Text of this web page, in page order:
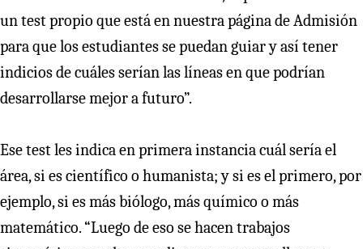
un test propio que está en nuestra página de Admisión
para que los estudiantes se puedan guiar y así tener
indicios de cuáles serían las líneas en que podrían
desarrollarse mejor a futuro”.
Ese test les indica en primera instancia cuál sería el
área, si es científico o humanista; y si es el primero, por
ejemplo, si es más biólogo, más químico o más
matemático. “Luego de eso se hacen trabajos